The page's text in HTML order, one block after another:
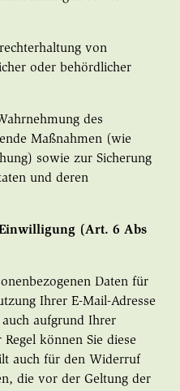
von
oder behördlicher
des
Maßnahmen (wie
sowie zur Sicherung
und deren
(Art. 6 Abs
Daten für
Ihrer E-Mail-Adresse
aufgrund Ihrer
können Sie diese
auch für den Widerruf
die vor der Geltung der